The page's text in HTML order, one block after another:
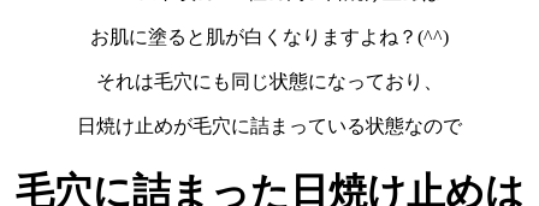
お肌に塗ると肌が白くなりますよね？(^^)
それは毛穴にも同じ状態になっており、
日焼け止めが毛穴に詰まっている状態なので
毛穴に詰まった日焼け止めは